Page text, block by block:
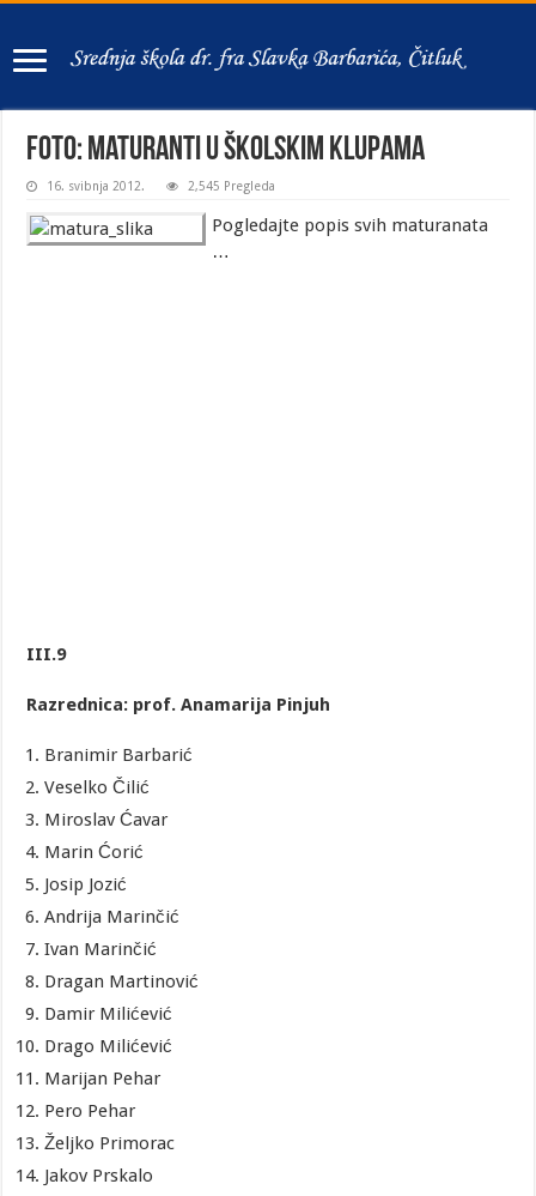
FOTO: Maturanti u školskim klupama
16. svibnja 2012. 2,545 Pregleda
Pogledajte popis svih maturanata
…
III.9
Razrednica: prof. Anamarija Pinjuh
Branimir Barbarić
Veselko Čilić
Miroslav Ćavar
Marin Ćorić
Josip Jozić
Andrija Marinčić
Ivan Marinčić
Dragan Martinović
Damir Milićević
Drago Milićević
Marijan Pehar
Pero Pehar
Željko Primorac
Jakov Prskalo